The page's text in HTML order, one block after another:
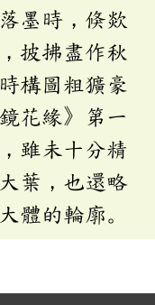
墨時，倏欻
披拂盡作秋
構圖粗獷豪
花緣》第一
雖未十分精
葉，也還略
體的輪廓。